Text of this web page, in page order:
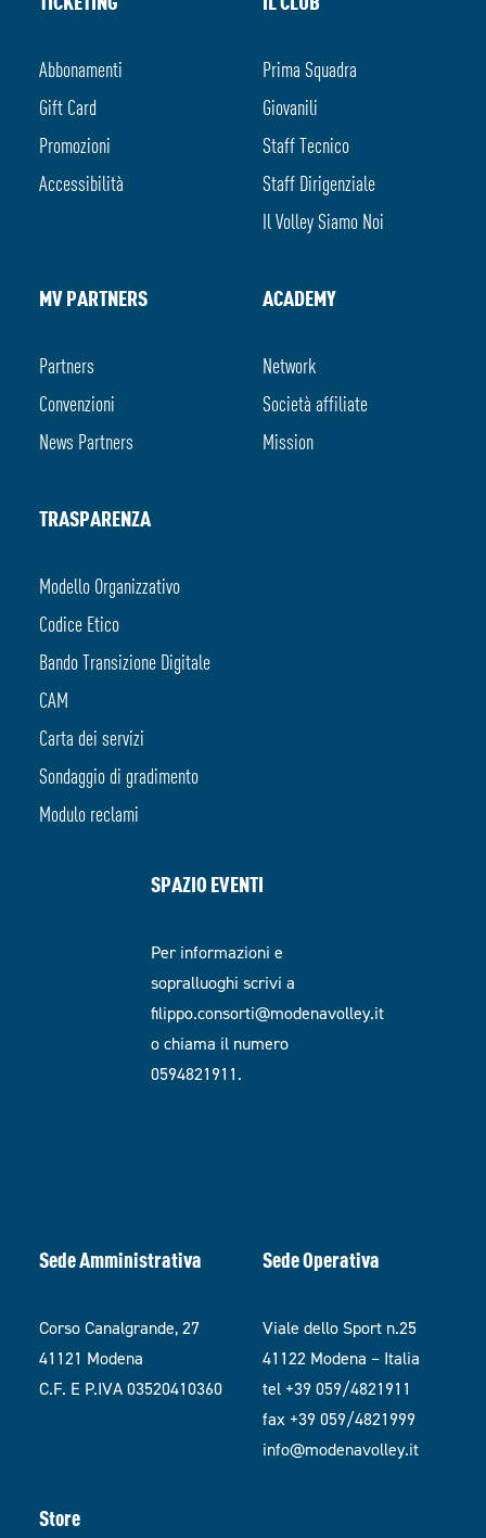
Abbonamenti
Gift Card
Promozioni
Accessibilità
Prima Squadra
Giovanili
Staff Tecnico
Staff Dirigenziale
Il Volley Siamo Noi
MV PARTNERS
Partners
Convenzioni
News Partners
ACADEMY
Network
Società affiliate
Mission
TRASPARENZA
Modello Organizzativo
Codice Etico
Bando Transizione Digitale
CAM
Carta dei servizi
Sondaggio di gradimento
Modulo reclami
SPAZIO EVENTI
Per informazioni e
sopralluoghi scrivi a
filippo.consorti@modenavolley.it
o chiama il numero
0594821911.
Sede Amministrativa
Corso Canalgrande, 27
41121 Modena
C.F. E P.IVA 03520410360
Sede Operativa
Viale dello Sport n.25
41122 Modena – Italia
tel +39 059/4821911
fax +39 059/4821999
info@modenavolley.it
Store